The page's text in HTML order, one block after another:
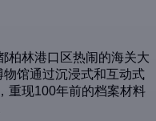
柏林港口区热闹的海关大
馆通过沉浸式和互动式
重现100年前的档案材料